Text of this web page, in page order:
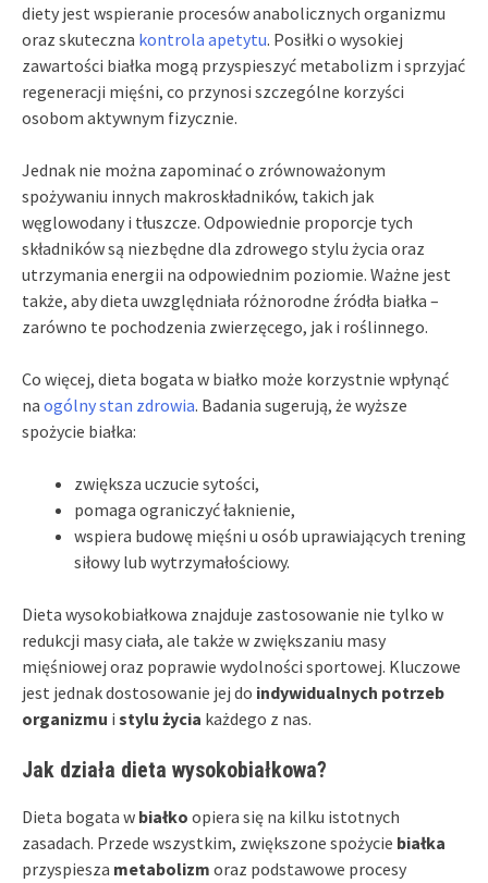
diety jest wspieranie procesów anabolicznych organizmu
oraz skuteczna kontrola apetytu. Posiłki o wysokiej
zawartości białka mogą przyspieszyć metabolizm i sprzyjać
regeneracji mięśni, co przynosi szczególne korzyści
osobom aktywnym fizycznie.
Jednak nie można zapominać o zrównoważonym
spożywaniu innych makroskładników, takich jak
węglowodany i tłuszcze. Odpowiednie proporcje tych
składników są niezbędne dla zdrowego stylu życia oraz
utrzymania energii na odpowiednim poziomie. Ważne jest
także, aby dieta uwzględniała różnorodne źródła białka –
zarówno te pochodzenia zwierzęcego, jak i roślinnego.
Co więcej, dieta bogata w białko może korzystnie wpłynąć
na ogólny stan zdrowia. Badania sugerują, że wyższe
spożycie białka:
zwiększa uczucie sytości,
pomaga ograniczyć łaknienie,
wspiera budowę mięśni u osób uprawiających trening
siłowy lub wytrzymałościowy.
Dieta wysokobiałkowa znajduje zastosowanie nie tylko w
redukcji masy ciała, ale także w zwiększaniu masy
mięśniowej oraz poprawie wydolności sportowej. Kluczowe
jest jednak dostosowanie jej do indywidualnych potrzeb
organizmu i stylu życia każdego z nas.
Jak działa dieta wysokobiałkowa?
Dieta bogata w białko opiera się na kilku istotnych
zasadach. Przede wszystkim, zwiększone spożycie białka
przyspiesza metabolizm oraz podstawowe procesy